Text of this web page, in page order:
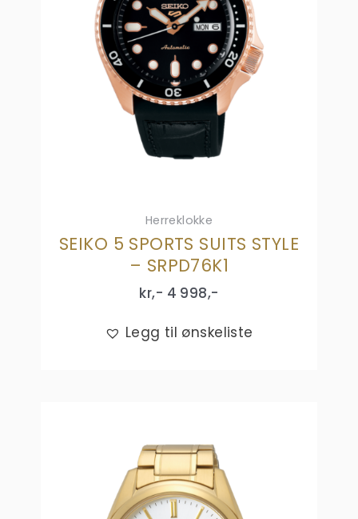
Herreklokke
SEIKO 5 SPORTS SUITS STYLE
– SRPD76K1
kr,- 4 998,-
Legg til ønskeliste